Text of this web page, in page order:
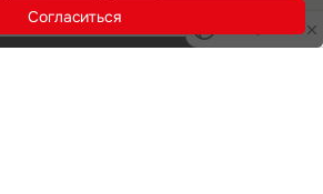
Согласиться